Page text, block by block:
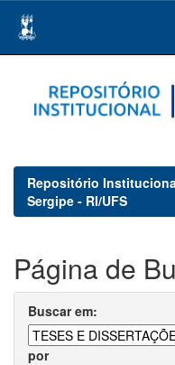
navigation
Repositório
Sergipe - RI/UFS
Página de
Buscar em:
por